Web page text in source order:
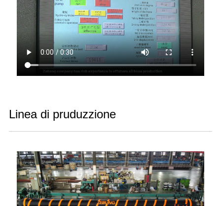
Linea di pruduzzione